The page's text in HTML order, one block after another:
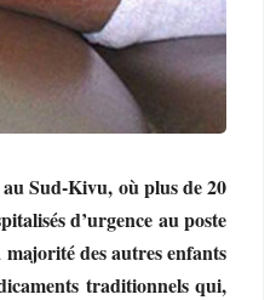
Sud-Kivu, où plus de 20
d’urgence au poste
des autres enfants
traditionnels qui,